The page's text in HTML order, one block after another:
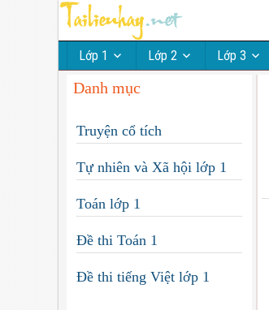
Lớp 1 Lớp 2 Lớp 3
Danh mục
Truyện cổ tích
Tự nhiên và Xã hội lớp 1
Toán lớp 1
Đề thi Toán 1
Đề thi tiếng Việt lớp 1